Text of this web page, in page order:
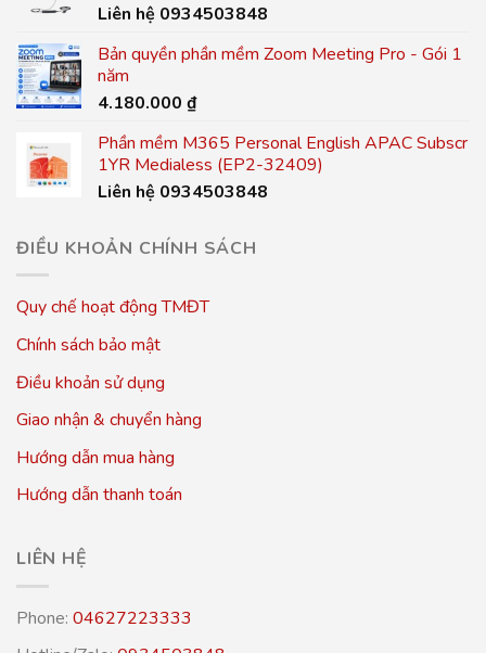
Liên hệ 0934503848
Bản quyền phần mềm Zoom Meeting Pro - Gói 1
năm
4.180.000 ₫
Phần mềm M365 Personal English APAC Subscr
1YR Medialess (EP2-32409)
Liên hệ 0934503848
ĐIỀU KHOẢN CHÍNH SÁCH
Quy chế hoạt động TMĐT
Chính sách bảo mật
Điều khoản sử dụng
Giao nhận & chuyển hàng
Hướng dẫn mua hàng
Hướng dẫn thanh toán
LIÊN HỆ
Phone: 04627223333